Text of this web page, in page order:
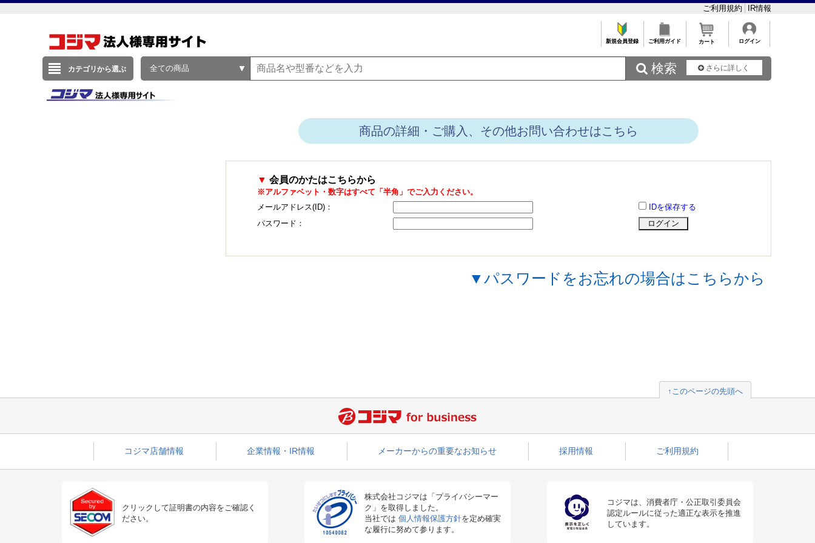
ご利用規約 IR情報
新規会員登録 ご利用ガイド カート ログイン
カテゴリから選ぶ 全ての商品  検索 さらに詳しく
商品の詳細・ご購入、その他お問い合わせはこちら
▼ 会員のかたはこちらから
※アルファベット・数字はすべて「半角」でご入力ください。
メールアドレス(ID)：
IDを保存する
パスワード：
▼パスワードをお忘れの場合はこちらから
↑このページの先頭へ
コジマ店舗情報 企業情報・IR情報 メーカーからの重要なお知らせ 採用情報 ご利用規約
クリックして証明書の内容をご確認く
ださい。
株式会社コジマは「プライバシーマー
ク」を取得しました。
当社では 個人情報保護方針を定め確実
な履行に努めて参ります。
コジマは、消費者庁・公正取引委員会
認定ルールに従った適正な表示を推進
しています。